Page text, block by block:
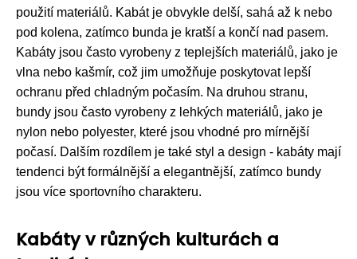
použití materiálů. Kabát je obvykle delší, sahá až k nebo
pod kolena, zatímco bunda je kratší a končí nad pasem.
Kabáty jsou často vyrobeny z teplejších materiálů, jako je
vlna nebo kašmír, což jim umožňuje poskytovat lepší
ochranu před chladným počasím. Na druhou stranu,
bundy jsou často vyrobeny z lehkých materiálů, jako je
nylon nebo polyester, které jsou vhodné pro mírnější
počasí. Dalším rozdílem je také styl a design - kabáty mají
tendenci být formálnější a elegantnější, zatímco bundy
jsou více sportovního charakteru.
Kabáty v různých kulturách a